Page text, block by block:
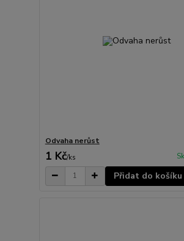
Odvaha nerůst
1 Kč/ks
Přidat do košíku